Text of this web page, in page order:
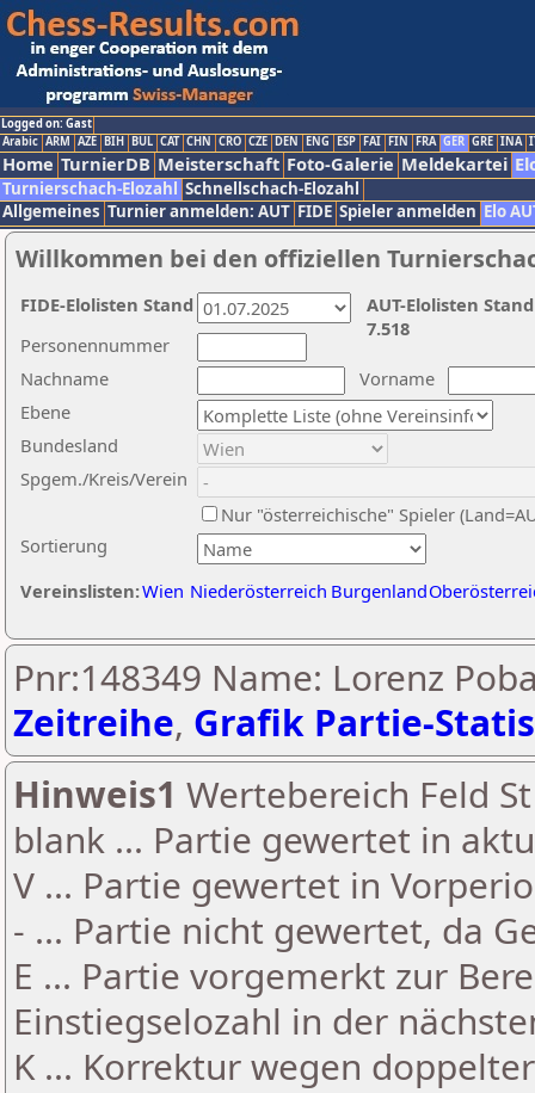
Logged on: Gast
Arabic ARM AZE BIH BUL CAT CHN CRO CZE DEN ENG ESP FAI FIN FRA GER GRE INA
Home TurnierDB Meisterschaft Foto-Galerie Meldekartei
Turnierschach-Elozahl Schnellschach-Elozahl
Allgemeines Turnier anmelden: AUT FIDE Spieler anmelden Elo
Willkommen bei den offiziellen
Nachname
Vorname
Ebene
Sortierung
Personennummer
Bundesland
Spgem./Kreis/Verein
Nur "österreichische" Spieler
Vereinslisten:Wien Niederösterreich Burgenland
AUT-Elolisten
7.518
FIDE-Elolisten Stand
Pnr:148349 Name: Lorenz
Zeitreihe, Grafik Partie-
Hinweis1 Wertebereich Feld
blank ... Partie gewertet in
V ... Partie gewertet in
- ... Partie nicht gewertet, da
E ... Partie vorgemerkt zur
Einstiegselozahl in der
K ... Korrektur wegen